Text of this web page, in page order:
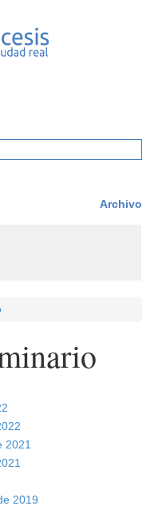
Archivo
2021
2019